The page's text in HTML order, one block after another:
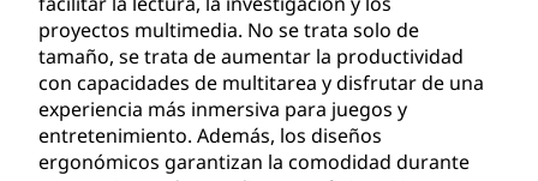
proyectos multimedia. No se trata solo de
tamaño, se trata de aumentar la productividad
con capacidades de multitarea y disfrutar de una
experiencia más inmersiva para juegos y
entretenimiento. Además, los diseños
ergonómicos garantizan la comodidad durante